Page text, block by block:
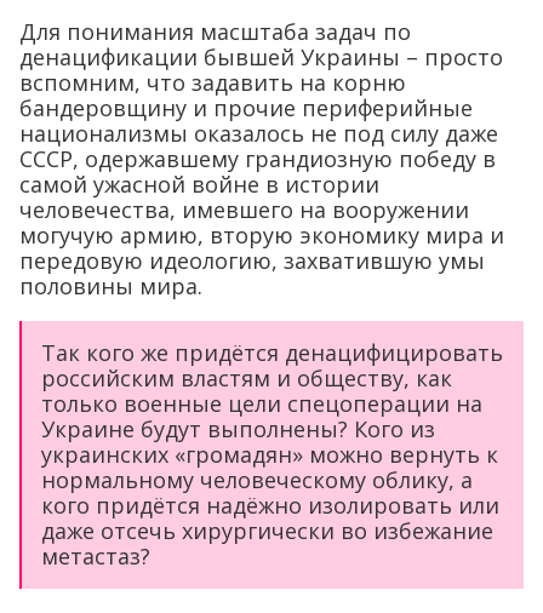
Для понимания масштаба задач по
денацификации бывшей Украины – просто
вспомним, что задавить на корню
бандеровщину и прочие периферийные
национализмы оказалось не под силу даже
СССР, одержавшему грандиозную победу в
самой ужасной войне в истории
человечества, имевшего на вооружении
могучую армию, вторую экономику мира и
передовую идеологию, захватившую умы
половины мира.
Так кого же придётся денацифицировать
российским властям и обществу, как
только военные цели спецоперации на
Украине будут выполнены? Кого из
украинских «громадян» можно вернуть к
нормальному человеческому облику, а
кого придётся надёжно изолировать или
даже отсечь хирургически во избежание
метастаз?